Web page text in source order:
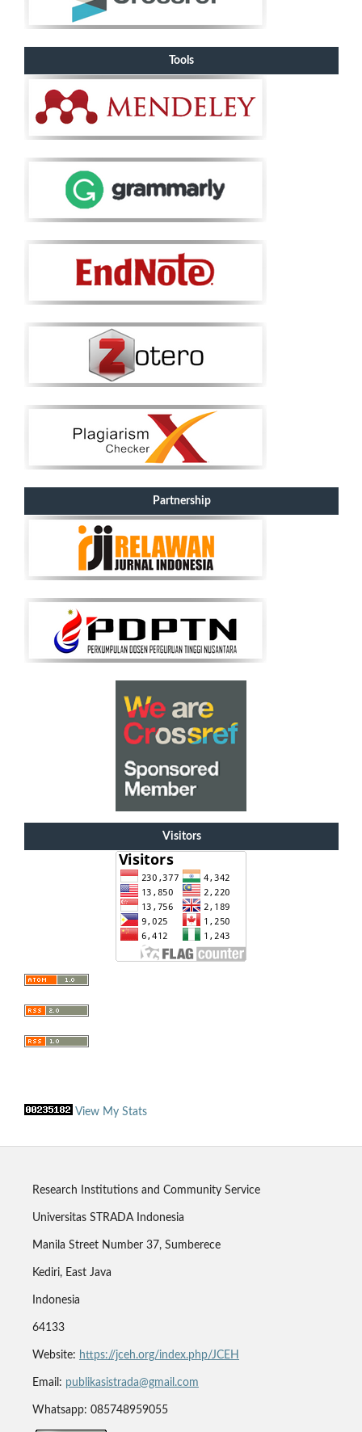
Tools
Partnership
Visitors
View My Stats
Research Institutions and Community Service
Universitas STRADA Indonesia
Manila Street Number 37, Sumberece
Kediri, East Java
Indonesia
64133
Website: https://jceh.org/index.php/JCEH
Email: publikasistrada@gmail.com
Whatsapp: 085748959055